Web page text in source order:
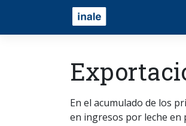
En el acumulado de los
en ingresos por leche en